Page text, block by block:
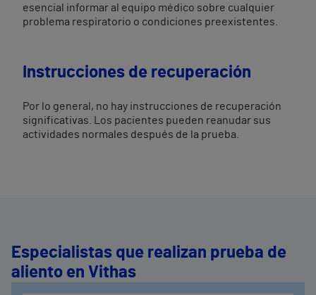
esencial informar al equipo médico sobre cualquier
problema respiratorio o condiciones preexistentes.
Instrucciones de recuperación
Por lo general, no hay instrucciones de recuperación
significativas. Los pacientes pueden reanudar sus
actividades normales después de la prueba.
Especialistas que realizan prueba de
aliento en Vithas